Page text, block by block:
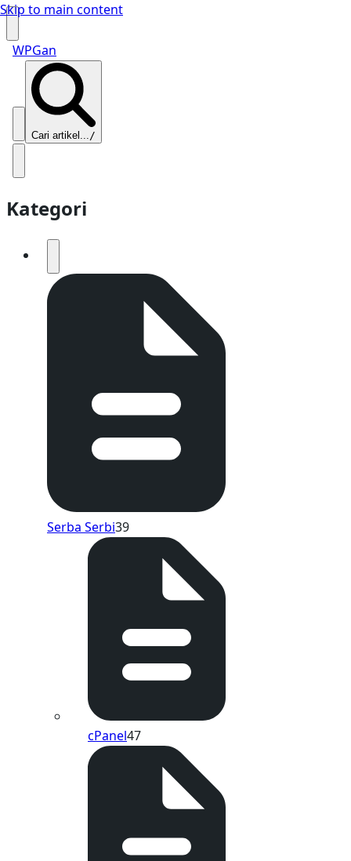
Skip to main content
WPGan
Cari artikel.../
Kategori
Serba Serbi39
cPanel47